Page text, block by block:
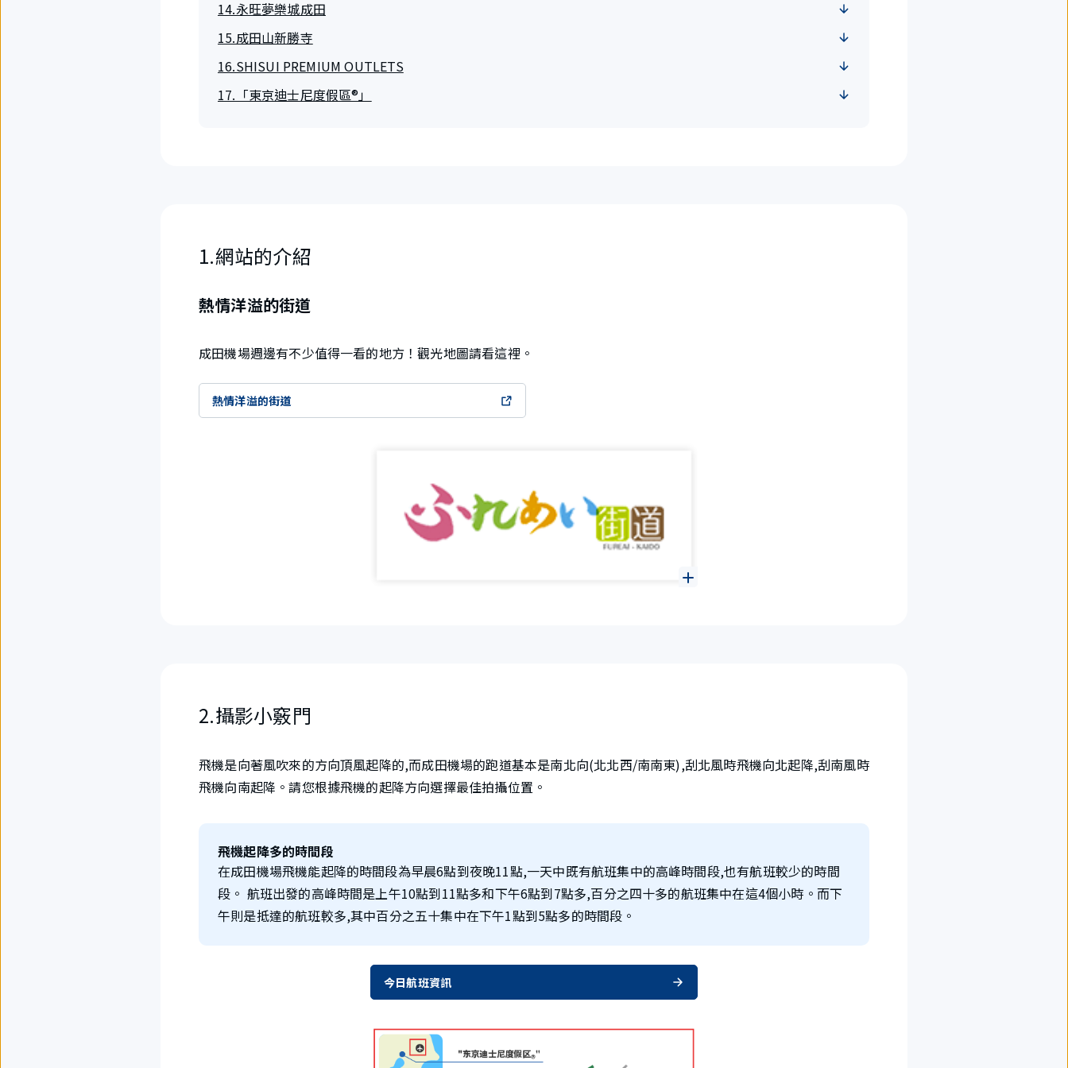
14.永旺夢樂城成田
15.成田山新勝寺
16.SHISUI PREMIUM OUTLETS
17.「東京迪士尼度假區®」
1.網站的介紹
熱情洋溢的街道
成田機場週邊有不少值得一看的地方！觀光地圖請看這裡。
熱情洋溢的街道
2.攝影小竅門
飛機是向著風吹來的方向頂風起降的,而成田機場的跑道基本是南北向(北北西/南南東),刮北風時飛機向北起降,刮南風時
飛機向南起降。請您根據飛機的起降方向選擇最佳拍攝位置。
飛機起降多的時間段
在成田機場飛機能起降的時間段為早晨6點到夜晚11點,一天中既有航班集中的高峰時間段,也有航班較少的時間
段。 航班出發的高峰時間是上午10點到11點多和下午6點到7點多,百分之四十多的航班集中在這4個小時。而下
午則是抵達的航班較多,其中百分之五十集中在下午1點到5點多的時間段。
今日航班資訊